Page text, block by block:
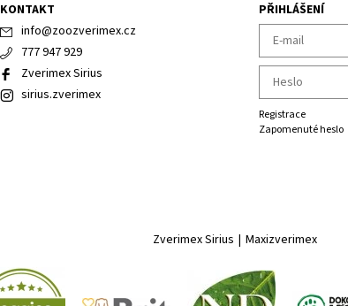
KONTAKT
info@zoozverimex.cz
777 947 929
Zverimex Sirius
sirius.zverimex
PŘIHLÁŠENÍ
Registrace
Zapomenuté heslo
Zverimex Sirius | Maxizverimex